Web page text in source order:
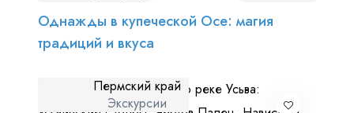
Однажды в купеческой Осе: магия
традиций и вкуса
Пермский край
Экскурсии